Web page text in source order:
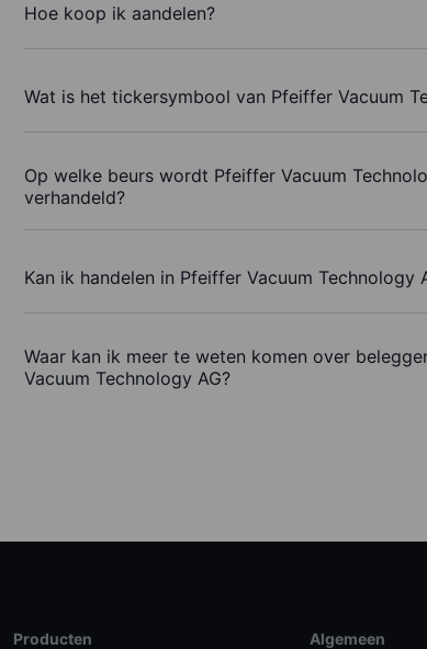
Hoe koop ik aandelen?
Wat is het tickersymbool van Pfeiffer Vacuum
Op welke beurs wordt Pfeiffer Vacuum
verhandeld?
Kan ik handelen in Pfeiffer Vacuum Technology
Waar kan ik meer te weten komen over
Vacuum Technology AG?
Producten Algemeen